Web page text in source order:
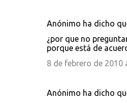
Anónimo ha dicho
¿por que no
porque está de
8 de febrero de 2010
Anónimo ha dicho